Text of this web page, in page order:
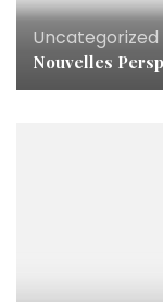
Uncategorized
Nouvelles